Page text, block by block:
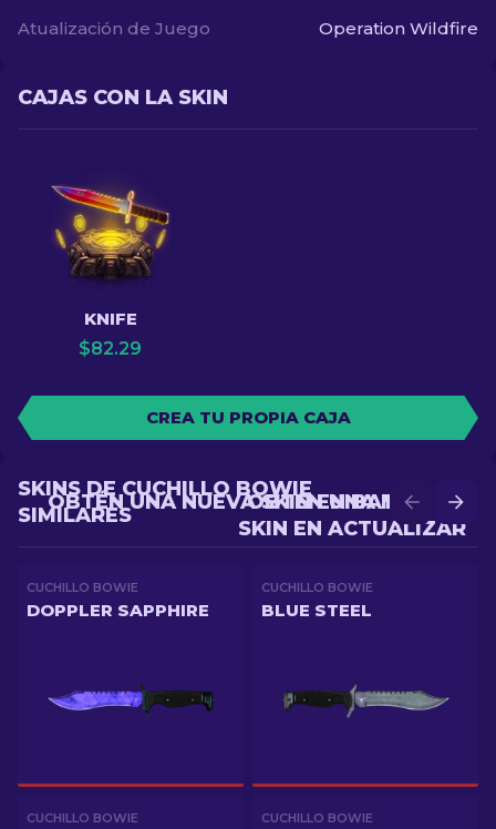
Atualización de Juego Operation Wildfire
CAJAS CON LA SKIN
KNIFE
$82.29
CREA TU PROPIA CAJA
OBTÉN UNA MEJOR
SKIN EN ACTUALIZAR
OBTÉN UNA NUEVA SKIN EN BATALLA
SKINS DE CUCHILLO BOWIE
SIMILARES
CUCHILLO BOWIE
DOPPLER SAPPHIRE
CUCHILLO BOWIE
BLUE STEEL
CUCHILLO BOWIE CUCHILLO BOWIE